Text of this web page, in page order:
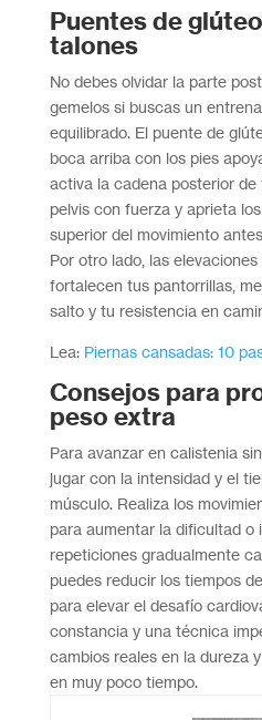
Puentes de
talones
No debes olvidar la parte
gemelos si buscas un
equilibrado. El puente de
boca arriba con los pies
activa la cadena posterior de
pelvis con fuerza y aprieta
superior del movimiento
Por otro lado, las
fortalecen tus pantorrillas,
salto y tu resistencia en
Lea: Piernas cansadas: 10
Consejos para
peso extra
Para avanzar en calistenia
jugar con la intensidad y el
músculo. Realiza los
para aumentar la dificultad o
repeticiones gradualmente
puedes reducir los tiempos
para elevar el desafío
constancia y una técnica
cambios reales en la dureza
en muy poco tiempo.